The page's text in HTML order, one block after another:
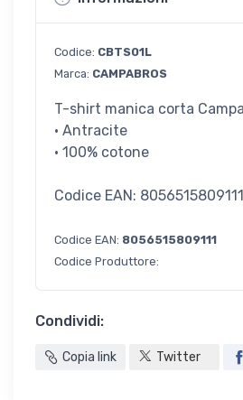
Codice: CBTS01L
Marca: CAMPABROS
T-shirt manica corta
· Antracite
· 100% cotone
Codice EAN: 8056515809111
Codice EAN: 8056515809111
Codice Produttore:
Condividi:
Copia link Twitter